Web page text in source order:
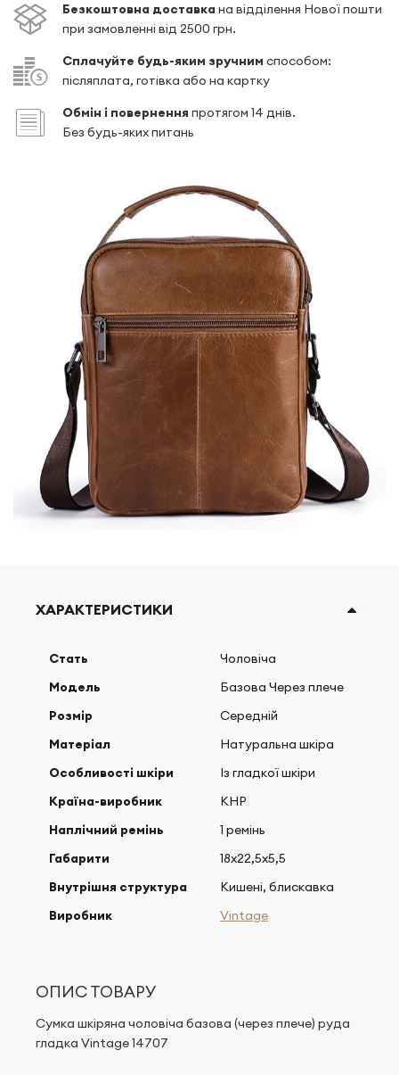
Безкоштовна доставкана відділення Нової пошти
при замовленні від 2500 грн.
Сплачуйте будь-яким зручним способом:
післяплата, готівка або на картку
Обмін і повернення протягом 14 днів.
Без будь-яких питань
ХАРАКТЕРИСТИКИ
Стать
Чоловіча
Модель
Базова Через плече
Розмір
Середній
Матеріал
Натуральна шкіра
Особливості шкіри
Із гладкої шкіри
Країна-виробник
КНР
Наплічний ремінь
1 ремінь
Габарити
18х22,5х5,5
Внутрішня структура
Кишені, блискавка
Виробник
Vintage
ОПИС ТОВАРУ
Сумка шкіряна чоловіча базова (через плече) руда
гладка Vintage 14707